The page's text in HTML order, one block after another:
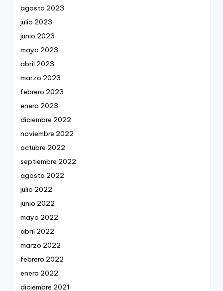
agosto 2023
julio 2023
junio 2023
mayo 2023
abril 2023
marzo 2023
febrero 2023
enero 2023
diciembre 2022
noviembre 2022
octubre 2022
septiembre 2022
agosto 2022
julio 2022
junio 2022
mayo 2022
abril 2022
marzo 2022
febrero 2022
enero 2022
diciembre 2021